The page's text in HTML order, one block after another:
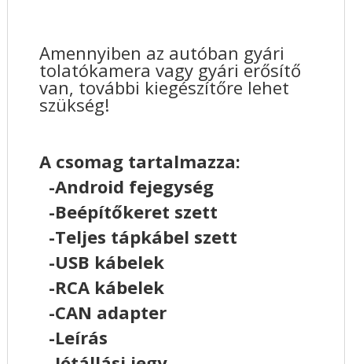
Amennyiben az autóban gyári
tolatókamera vagy gyári erősítő
van, további kiegészítőre lehet
szükség!
A csomag tartalmazza:
-Android fejegység
-Beépítőkeret szett
-Teljes tápkábel szett
-USB kábelek
-RCA kábelek
-CAN adapter
-Leírás